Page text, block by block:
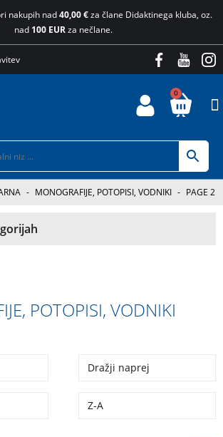
nakupih nad40,00 €za člane Didaktinega kluba, oz.
nad 100 EURza nečlane.
0
- MONOGRAFIJE, POTOPISI, VODNIKI - PAGE 2
POTOPISI, VODNIKI
Dražji naprej
Z-A